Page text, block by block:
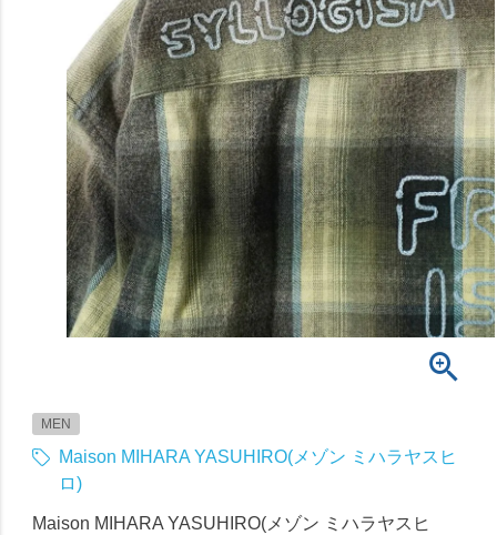
MEN
Maison MIHARA YASUHIRO(メゾン ミハラヤスヒ
ロ)
Maison MIHARA YASUHIRO(メゾン ミハラヤスヒ